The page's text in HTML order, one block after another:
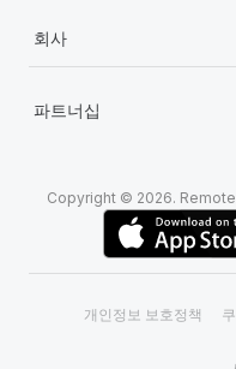
회사
파트너십
Copyright © 2026.
개인정보 보호정책